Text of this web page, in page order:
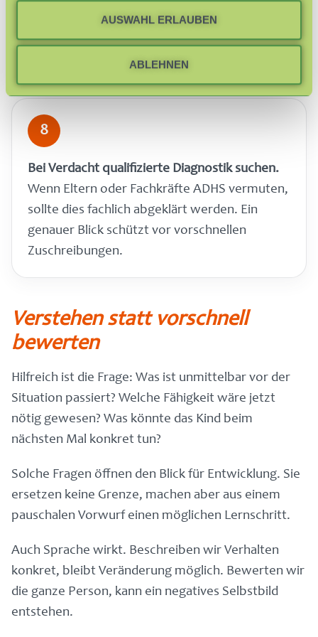
AUSWAHL ERLAUBEN
ABLEHNEN
Interessen und Kompetenzen fördern.
Kinder brauchen Räume, in denen sie erleben:
Ich kann etwas. Ich bin nicht nur anstrengend.
8
Bei Verdacht qualifizierte Diagnostik suchen.
Wenn Eltern oder Fachkräfte ADHS vermuten,
sollte dies fachlich abgeklärt werden. Ein
genauer Blick schützt vor vorschnellen
Zuschreibungen.
Verstehen statt vorschnell
bewerten
Hilfreich ist die Frage: Was ist unmittelbar vor der
Situation passiert? Welche Fähigkeit wäre jetzt
nötig gewesen? Was könnte das Kind beim
nächsten Mal konkret tun?
Solche Fragen öffnen den Blick für Entwicklung. Sie
ersetzen keine Grenze, machen aber aus einem
pauschalen Vorwurf einen möglichen Lernschritt.
Auch Sprache wirkt. Beschreiben wir Verhalten
konkret, bleibt Veränderung möglich. Bewerten wir
die ganze Person, kann ein negatives Selbstbild
entstehen.